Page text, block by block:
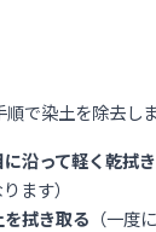
で染土を除去しま
沿って軽く乾拭
ます）
拭き取る （一度